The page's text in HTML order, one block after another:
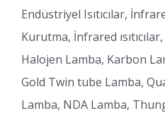
Endüstriyel Isıtıcılar,
Kurutma, İnfrared
Halojen Lamba, Karbon
Gold Twin tube Lamba,
Lamba, NDA Lamba,